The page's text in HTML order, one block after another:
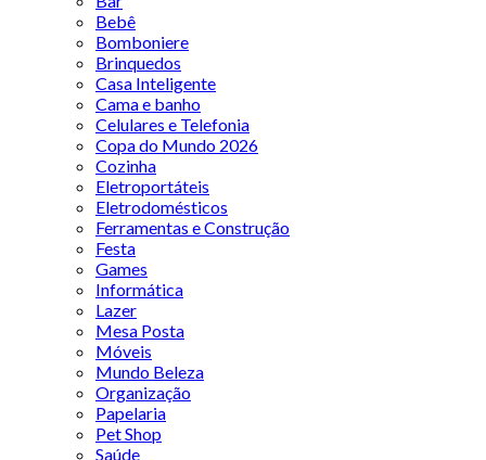
Bebê
Bomboniere
Brinquedos
Casa Inteligente
Cama e banho
Celulares e Telefonia
Copa do Mundo 2026
Cozinha
Eletroportáteis
Eletrodomésticos
Ferramentas e Construção
Festa
Games
Informática
Lazer
Mesa Posta
Móveis
Mundo Beleza
Organização
Papelaria
Pet Shop
Saúde